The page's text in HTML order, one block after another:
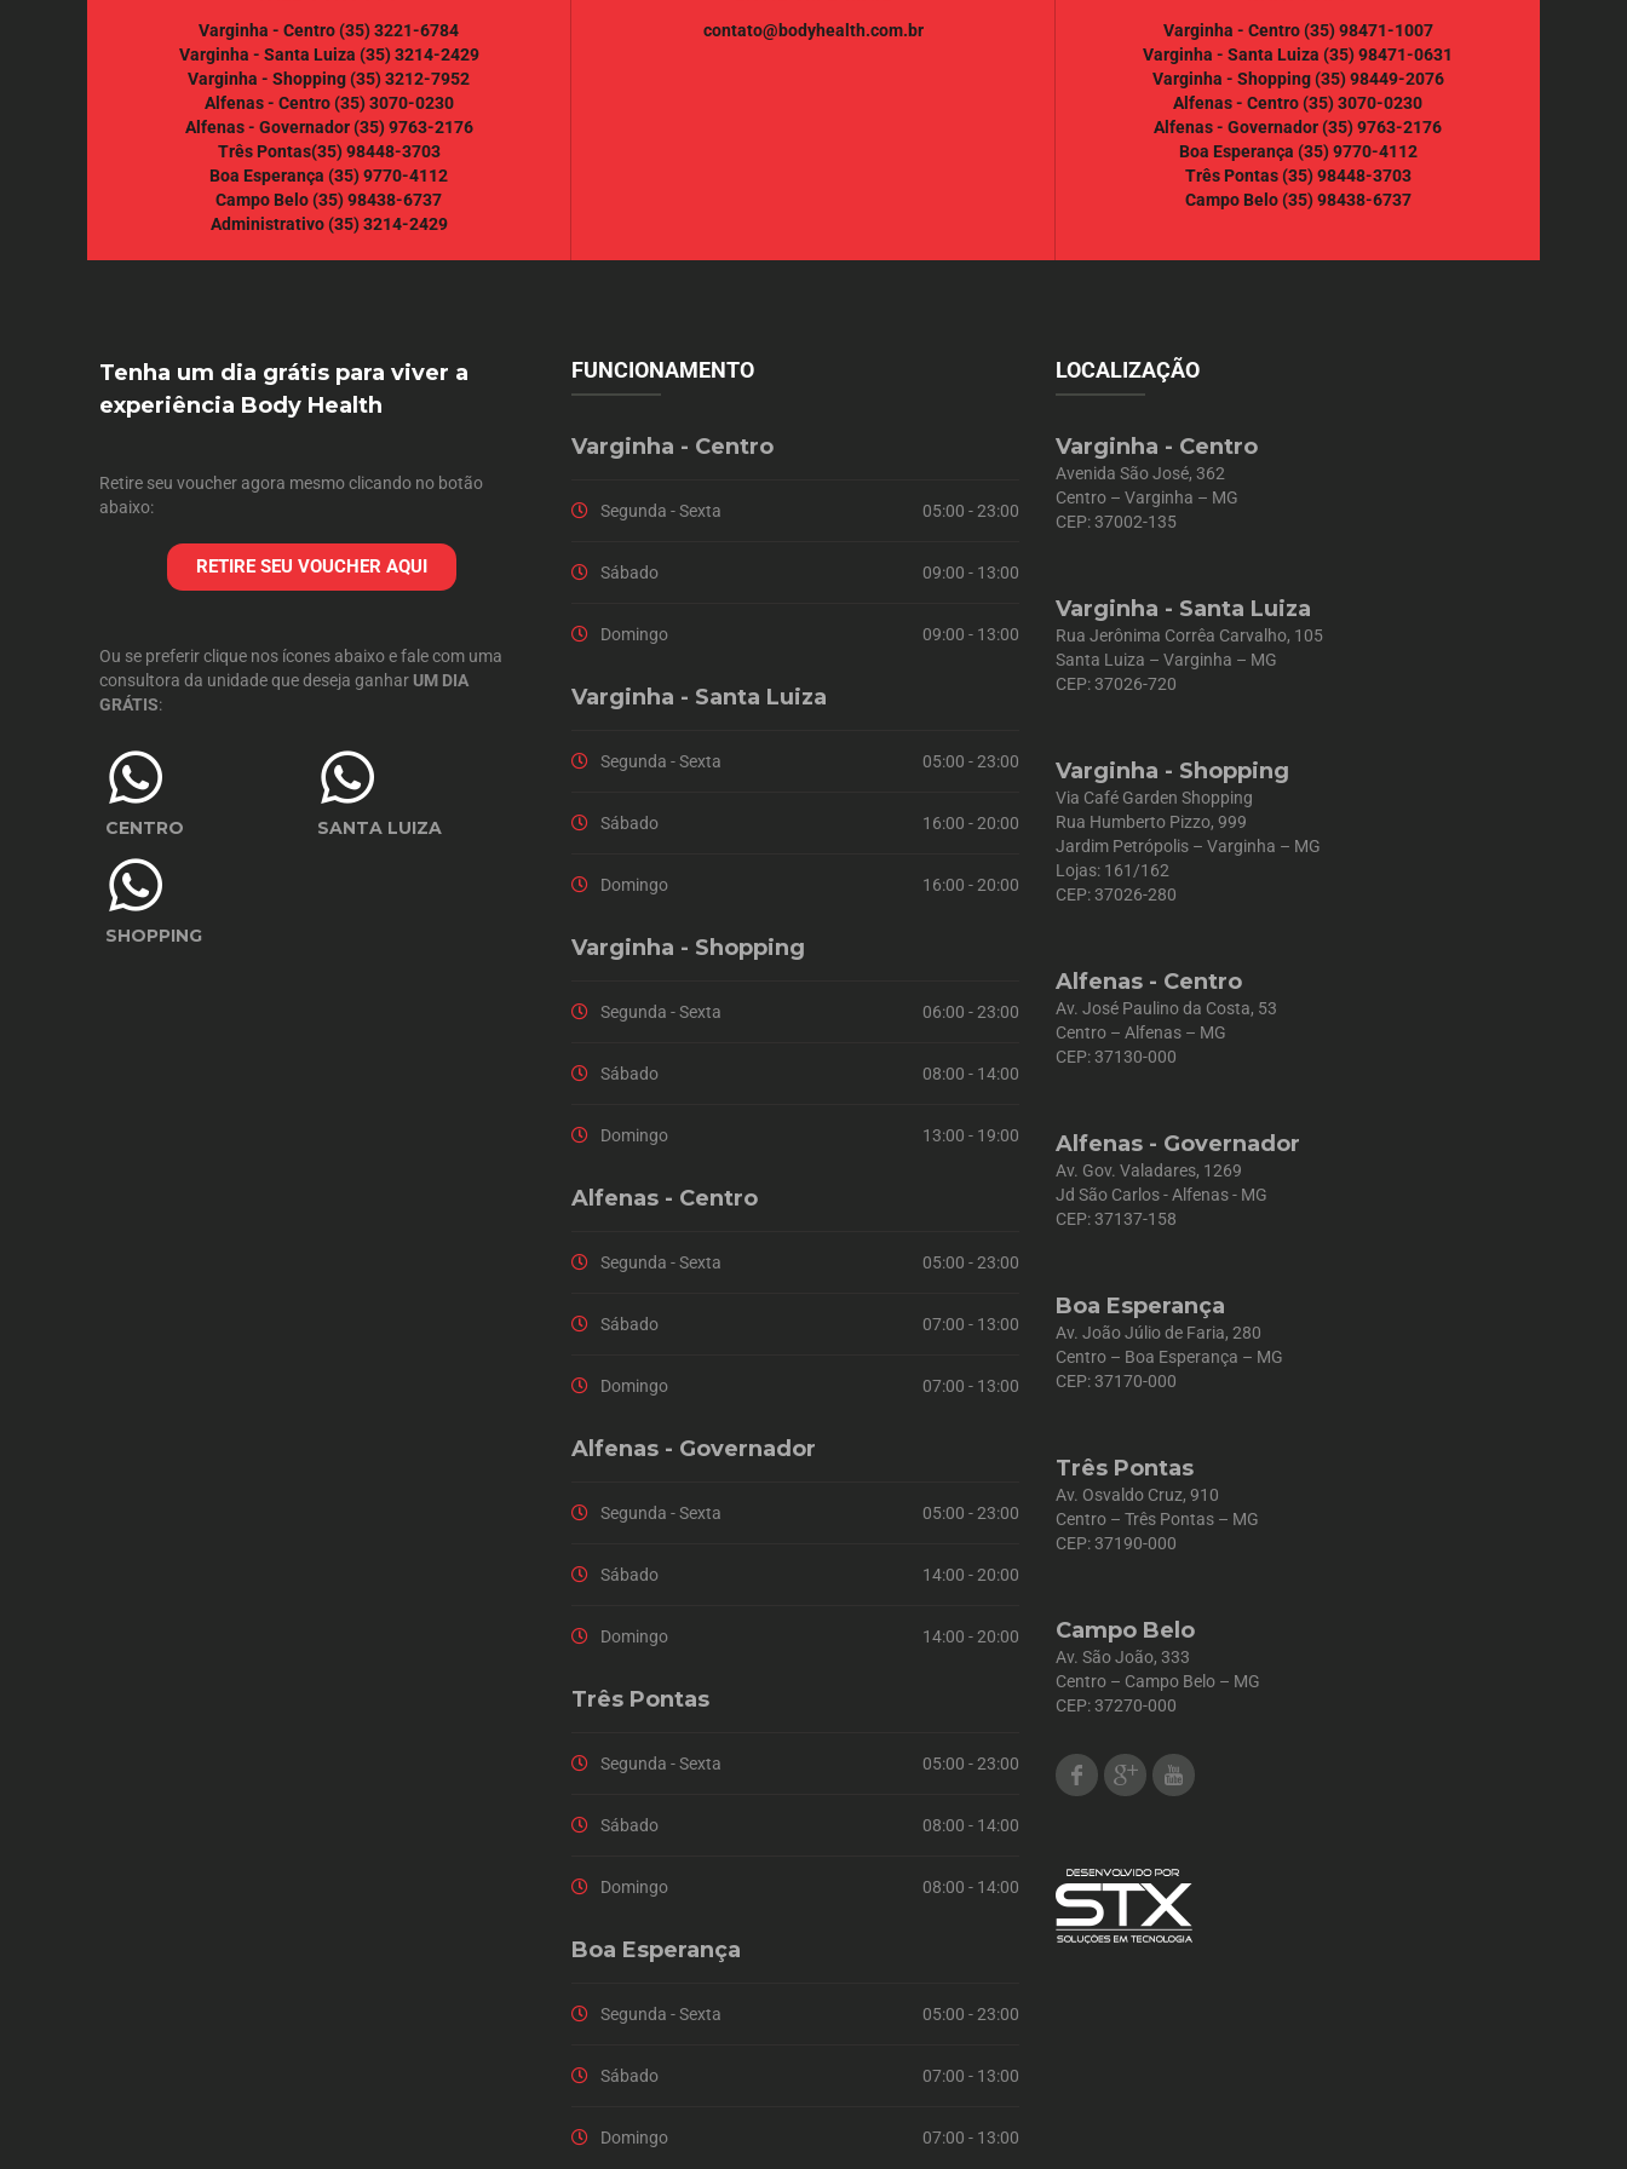
Varginha - Centro(35) 3221-6784
Varginha - Santa Luiza (35) 3214-2429
Varginha - Shopping(35) 3212-7952
Alfenas - Centro(35) 3070-0230
Alfenas - Governador(35) 9763-2176
Três Pontas(35) 98448-3703
Boa Esperança (35) 9770-4112
Campo Belo(35) 98438-6737
Administrativo(35) 3214-2429
contato@bodyhealth.com.br Varginha - Centro(35) 98471-1007
Varginha - Santa Luiza (35) 98471-0631
Varginha - Shopping(35) 98449-2076
Alfenas - Centro(35) 3070-0230
Alfenas - Governador(35) 9763-2176
Boa Esperança (35) 9770-4112
Três Pontas(35) 98448-3703
Campo Belo(35) 98438-6737
Tenha um dia grátis para viver a
experiência Body Health
Retire seu voucher agora mesmo clicando no botão
abaixo:
RETIRE SEU VOUCHER AQUI
Ou se preferir clique nos ícones abaixo e fale com uma
consultora da unidade que deseja ganhar UM DIA
GRÁTIS:
CENTRO SANTA LUIZA
SHOPPING
FUNCIONAMENTO
Varginha - Centro
Segunda - Sexta 05:00 - 23:00
Sábado 09:00 - 13:00
Domingo 09:00 - 13:00
Varginha - Santa Luiza
Segunda - Sexta 05:00 - 23:00
Sábado 16:00 - 20:00
Domingo 16:00 - 20:00
Varginha - Shopping
Segunda - Sexta 06:00 - 23:00
Sábado 08:00 - 14:00
Domingo 13:00 - 19:00
Alfenas - Centro
Segunda - Sexta 05:00 - 23:00
Sábado 07:00 - 13:00
Domingo 07:00 - 13:00
Alfenas - Governador
Segunda - Sexta 05:00 - 23:00
Sábado 14:00 - 20:00
Domingo 14:00 - 20:00
Três Pontas
Segunda - Sexta 05:00 - 23:00
Sábado 08:00 - 14:00
Domingo 08:00 - 14:00
Boa Esperança
Segunda - Sexta 05:00 - 23:00
Sábado 07:00 - 13:00
Domingo 07:00 - 13:00
LOCALIZAÇÃO
Varginha - Centro
Avenida São José, 362
Centro – Varginha – MG
CEP: 37002-135
Varginha - Santa Luiza
Rua Jerônima Corrêa Carvalho, 105
Santa Luiza – Varginha – MG
CEP: 37026-720
Varginha - Shopping
Via Café Garden Shopping
Rua Humberto Pizzo, 999
Jardim Petrópolis – Varginha – MG
Lojas: 161/162
CEP: 37026-280
Alfenas - Centro
Av. José Paulino da Costa, 53
Centro – Alfenas – MG
CEP: 37130-000
Alfenas - Governador
Av. Gov. Valadares, 1269
Jd São Carlos - Alfenas - MG
CEP: 37137-158
Boa Esperança
Av. João Júlio de Faria, 280
Centro – Boa Esperança – MG
CEP: 37170-000
Três Pontas
Av. Osvaldo Cruz, 910
Centro – Três Pontas – MG
CEP: 37190-000
Campo Belo
Av. São João, 333
Centro – Campo Belo – MG
CEP: 37270-000
FacebookGoogle Plus